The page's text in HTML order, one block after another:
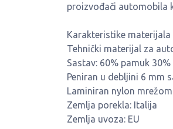
proizvođači automobila
Karakteristike materijala
Tehnički materijal za
Sastav: 60% pamuk
Peniran u debljini 6 mm
Laminiran nylon mrežom
Zemlja porekla: Italija
Zemlja uvoza: EU